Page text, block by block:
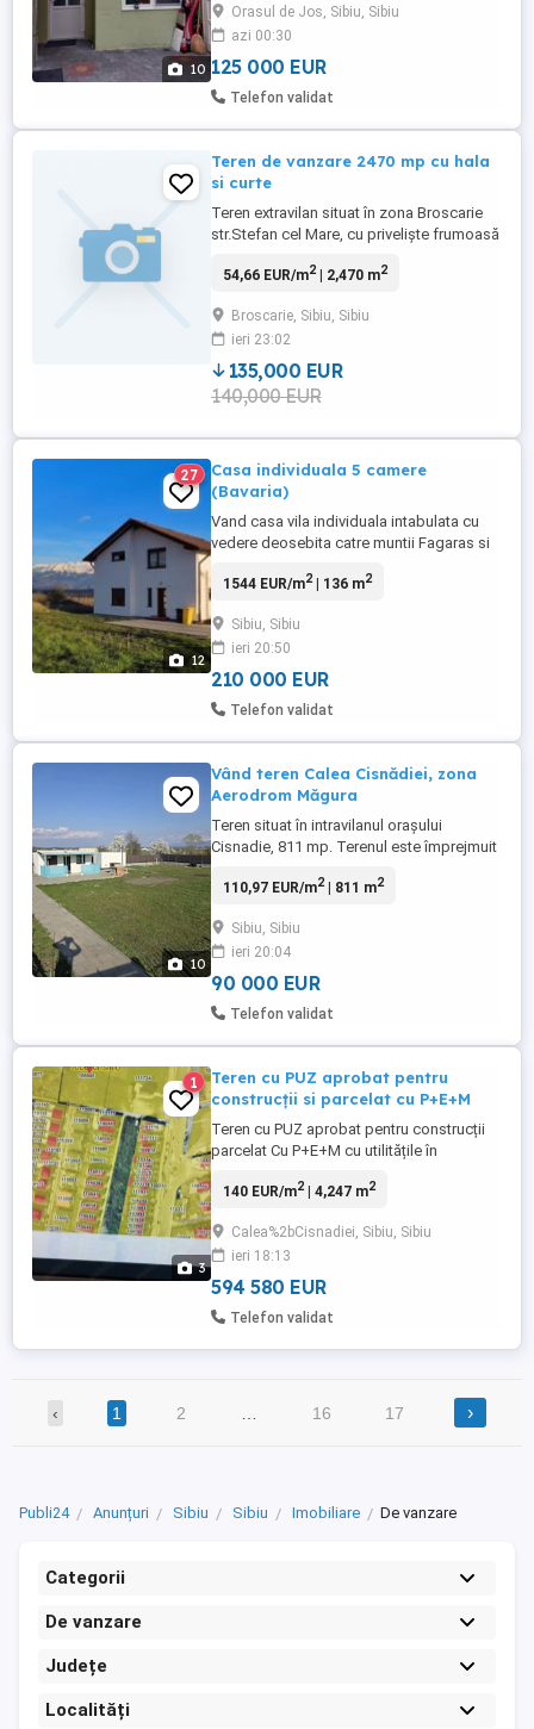
10
intrare: 1 hol, 1 baie și 2 camere.
Apartamentul mai are o pivniță de 7 mp,
WC serviciu de 1 mp și acces pe terasa ...
Orasul de Jos, Sibiu, Sibiu
azi 00:30
125 000 EUR
Telefon validat
Teren de vanzare 2470 mp cu hala
si curte
Teren extravilan situat în zona Broscarie
str.Stefan cel Mare, cu priveliște frumoasă
* suprafață: 2470 mp * deschidere: 10,50
acces * cadastru și acte actualizate
Avantaje: curte betonata si o hala de 40mp
zonă ...
54,66 EUR/m2| 2,470 m2
Broscarie, Sibiu, Sibiu
ieri 23:02
135,000 EUR
140,000 EUR
12
27
Casa individuala 5 camere
(Bavaria)
Vand casa vila individuala intabulata cu
vedere deosebita catre muntii Fagaras si
Stadt (cartier rezidential exclusiv de case)
si Hornbach. - dispune de toate utilitatile:
apa, gaz, curent, canalizare, cablu internet
...
1544 EUR/m2| 136 m2
Sibiu, Sibiu
ieri 20:50
210 000 EUR
Telefon validat
10
Vând teren Calea Cisnădiei, zona
Aerodrom Măgura
Teren situat în intravilanul orașului
Cisnadie, 811 mp. Terenul este împrejmuit
forat un puț la 30 m, cu pompa
septica. Pe teren se afla o construcție
modulara în suprafață de 35 mp, cu o
camera, o baie și terasa. În plus, ...
110,97 EUR/m2| 811 m2
Sibiu, Sibiu
ieri 20:04
90 000 EUR
Telefon validat
3
1
Teren cu PUZ aprobat pentru
construcții si parcelat cu P+E+M
Teren cu PUZ aprobat pentru construcții
parcelat Cu P+E+M cu utilitățile în
cca 200 m și cca 3 km de oraș. Magazine
parcele 6 Preț 140 euro mp Unic propietar
140 EUR/m2| 4,247 m2
Calea%2bCisnadiei, Sibiu, Sibiu
ieri 18:13
594 580 EUR
Telefon validat
‹ 1 2 16 17 ›
Publi24 Anunțuri Sibiu Sibiu Imobiliare De vanzare
Categorii
De vanzare
Județe
Localități